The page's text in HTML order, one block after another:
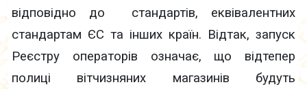
відповідно до стандартів, еквівалентних
стандартам ЄС та інших країн. Відтак, запуск
Реєстру операторів означає, що відтепер
полиці вітчизняних магазинів будуть